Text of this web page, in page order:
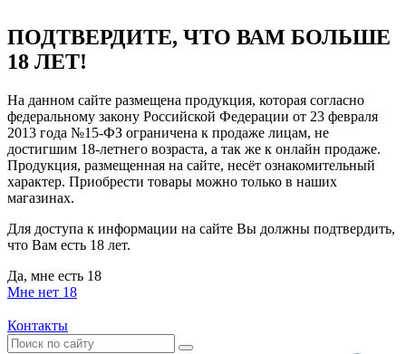
ПОДТВЕРДИТЕ, ЧТО ВАМ БОЛЬШЕ
18 ЛЕТ!
На данном сайте размещена продукция, которая согласно
федеральному закону Российской Федерации от 23 февраля
2013 года №15-ФЗ ограничена к продаже лицам, не
достигшим 18-летнего возраста, а так же к онлайн продаже.
Продукция, размещенная на сайте, несёт ознакомительный
характер. Приобрести товары можно только в наших
магазинах.
Для доступа к информации на сайте Вы должны подтвердить,
что Вам есть 18 лет.
Да, мне есть 18
Мне нет 18
Контакты